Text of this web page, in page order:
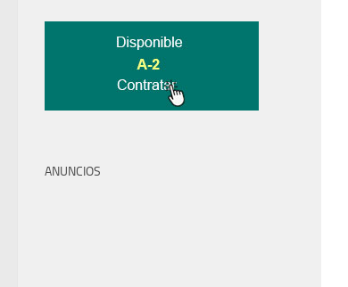
ANUNCIOS